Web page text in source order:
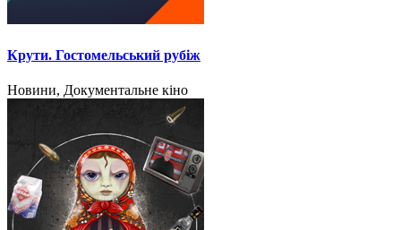
Крути. Гостомельський рубіж
Новини, Документальне кіно